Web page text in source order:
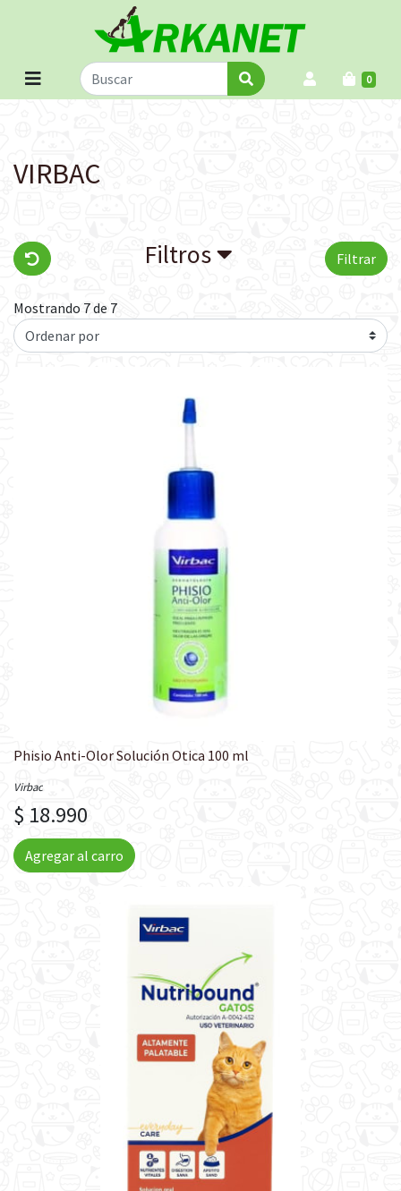
0
VIRBAC
Filtros Filtrar
Mostrando 7 de 7
Phisio Anti-Olor Solución Otica 100 ml
Virbac
$ 18.990
Agregar al carro